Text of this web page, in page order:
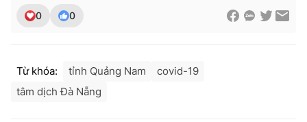
0 0
Từ khóa: tỉnh Quảng Nam
covid-19
tâm dịch Đà Nẵng